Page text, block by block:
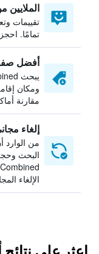
الملايين
تقييمات
تمامًا.
أفضل
ومكان
مقارنة
إلغاء
من الوارد
البحث
الإلغاء